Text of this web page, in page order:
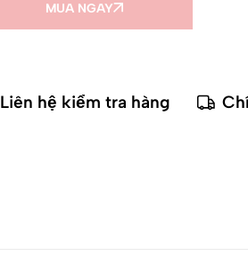
MUA NGAY
Liên hệ kiểm tra hàng